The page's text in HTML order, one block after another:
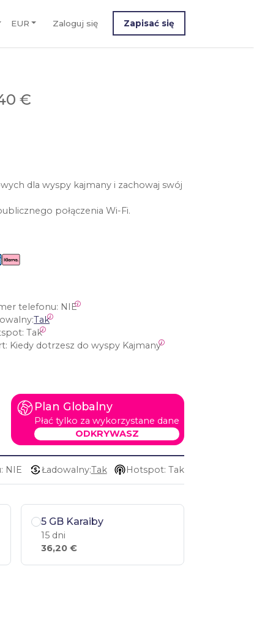
EUR Zaloguj się Zapisać się
€
dla wyspy kajmany i zachowaj swój
połączenia Wi-Fi.
telefonu: NIE
Tak
Tak
Kiedy dotrzesz do wyspy Kajmany
Plan Globalny
Płać tylko za wykorzystane dane
ODKRYWASZ
NIE Ładowalny:Tak Hotspot: Tak
5 GB Karaiby
15 dni
36,20 €